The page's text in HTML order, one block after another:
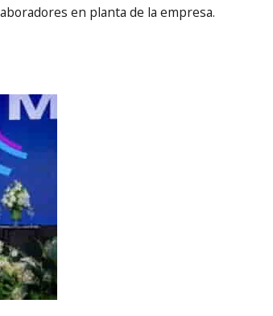
en planta de la empresa.